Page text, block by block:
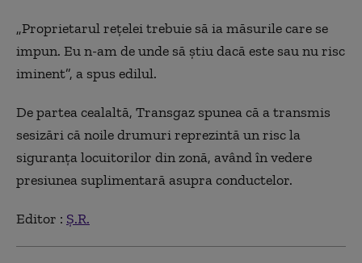
„Proprietarul rețelei trebuie să ia măsurile care se
impun. Eu n-am de unde să știu dacă este sau nu risc
iminent”, a spus edilul.
De partea cealaltă, Transgaz spunea că a transmis
sesizări că noile drumuri reprezintă un risc la
siguranța locuitorilor din zonă, având în vedere
presiunea suplimentară asupra conductelor.
Editor : Ș.R.